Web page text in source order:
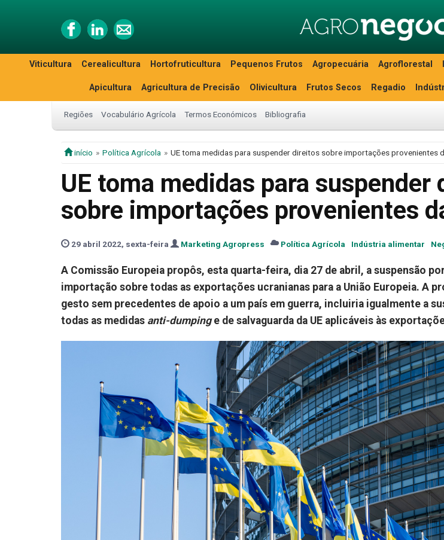
Viticultura Cerealicultura Hortofruticultura Pequenos Frutos Agropecuária Agroflorestal
Apicultura Agricultura de Precisão Olivicultura Frutos Secos Regadio
Regiões Vocabulário Agrícola Termos Económicos Bibliografia
início Política Agrícola UE toma medidas para suspender direitos sobre importações provenientes
UE toma medidas para suspender
sobre importações provenientes
29 abril 2022, sexta-feira Marketing Agropress Política Agrícola Indústria alimentar
A Comissão Europeia propôs, esta quarta-feira, dia 27 de abril, a suspensão
importação sobre todas as exportações ucranianas para a União Europeia. A
gesto sem precedentes de apoio a um país em guerra, incluiria igualmente a
todas as medidas anti-dumpinge de salvaguarda da UE aplicáveis às